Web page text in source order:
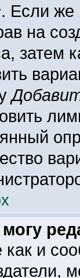
. Если же
на
затем
могу
как и